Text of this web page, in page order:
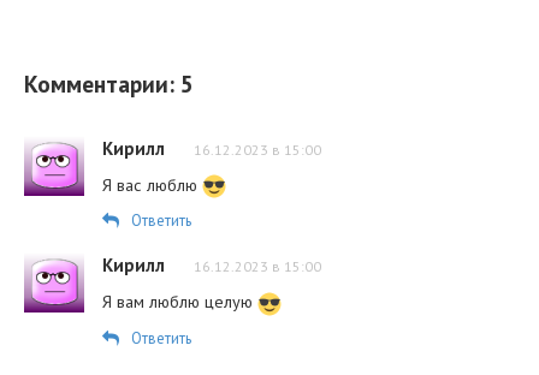
Комментарии: 5
Кирилл 16.12.2023 в 15:00
Я вас люблю
Ответить
Кирилл 16.12.2023 в 15:00
Я вам люблю целую
Ответить